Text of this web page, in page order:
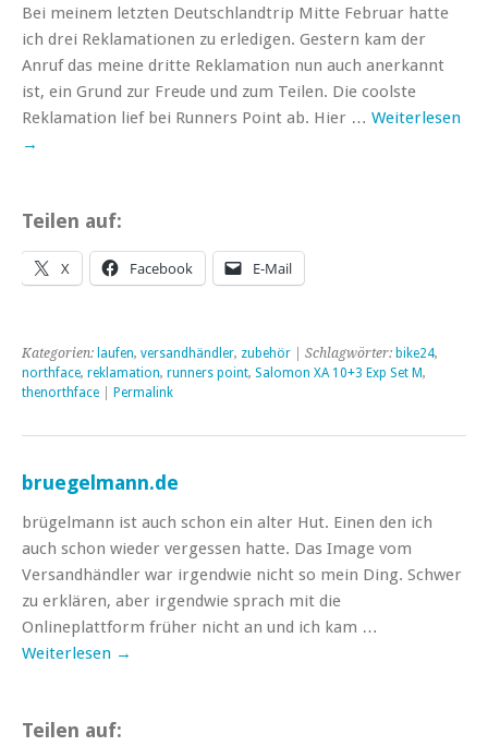
Bei meinem letzten Deutschlandtrip Mitte Februar hatte
ich drei Reklamationen zu erledigen. Gestern kam der
Anruf das meine dritte Reklamation nun auch anerkannt
ist, ein Grund zur Freude und zum Teilen. Die coolste
Reklamation lief bei Runners Point ab. Hier … Weiterlesen
→
Teilen auf:
X Facebook E-Mail
Kategorien: laufen, versandhändler, zubehör | Schlagwörter: bike24,
northface, reklamation, runners point, Salomon XA 10+3 Exp Set M,
thenorthface
Permalink
bruegelmann.de
brügelmann ist auch schon ein alter Hut. Einen den ich
auch schon wieder vergessen hatte. Das Image vom
Versandhändler war irgendwie nicht so mein Ding. Schwer
zu erklären, aber irgendwie sprach mit die
Onlineplattform früher nicht an und ich kam …
Weiterlesen →
Teilen auf: